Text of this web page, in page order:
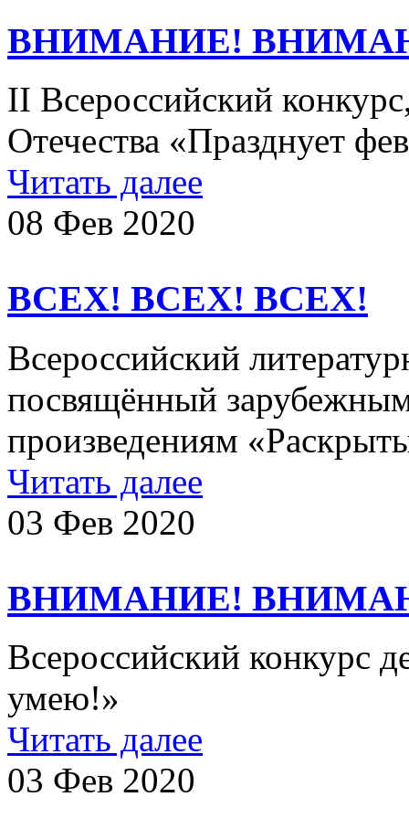
ВНИМАНИЕ!
II Всероссийский
Отечества «Празднует
Читать далее
08 Фев 2020
ВСЕХ! ВСЕХ! ВСЕХ!
Всероссийский
посвящённый
произведениям
Читать далее
03 Фев 2020
ВНИМАНИЕ!
Всероссийский конкурс
умею!»
Читать далее
03 Фев 2020